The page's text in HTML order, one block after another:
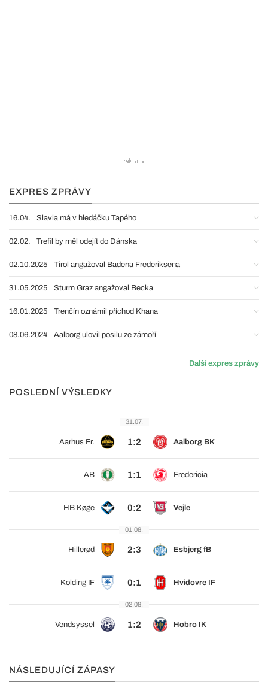
EXPRES ZPRÁVY
16.04. Slavia má v hledáčku Tapého
02.02. Trefil by měl odejít do Dánska
02.10.2025 Tirol angažoval Badena Frederiksena
31.05.2025 Sturm Graz angažoval Becka
16.01.2025 Trenčín oznámil příchod Khana
08.06.2024 Aalborg ulovil posilu ze zámoří
Další expres zprávy
POSLEDNÍ VÝSLEDKY
31.07.
Aarhus Fr. 1:2 Aalborg BK
AB 1:1 Fredericia
HB Køge 0:2 Vejle
01.08.
Hillerød 2:3 Esbjerg fB
Kolding IF 0:1 Hvidovre IF
02.08.
Vendsyssel 1:2 Hobro IK
NÁSLEDUJÍCÍ ZÁPASY